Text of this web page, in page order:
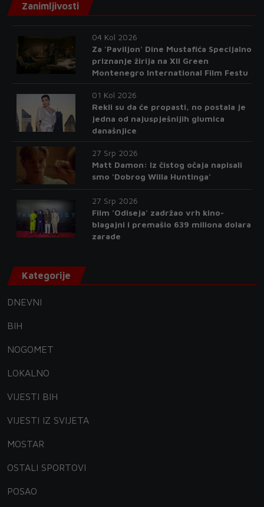
Zanimljivosti
04 Kol 2026
Za 'Paviljon' Dine Mustafića Specijalno
priznanje žirija na XII Green
Montenegro International Film Festu
01 Kol 2026
Rekli su da će propasti, no postala je
jedna od najuspješnijih glumica
današnjice
27 Srp 2026
Matt Damon: Iz čistog očaja napisali
smo 'Dobrog Willa Huntinga'
27 Srp 2026
Film 'Odiseja' zadržao vrh kino-
blagajni i premašio 639 miliona dolara
zarade
Kategorije
DNEVNI
BIH
NOGOMET
LOKALNO
VIJESTI BIH
VIJESTI IZ SVIJETA
MOSTAR
OSTALI SPORTOVI
POSAO